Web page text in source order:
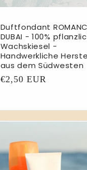
Duftfondant
DUBAI - 100%
Wachskiesel -
Handwerkliche
aus dem Südwesten
Normaler
€2,50 EUR